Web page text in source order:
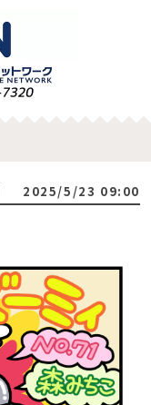
2025/5/23 09:00